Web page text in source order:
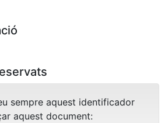
sempre aquest identificador
aquest document: